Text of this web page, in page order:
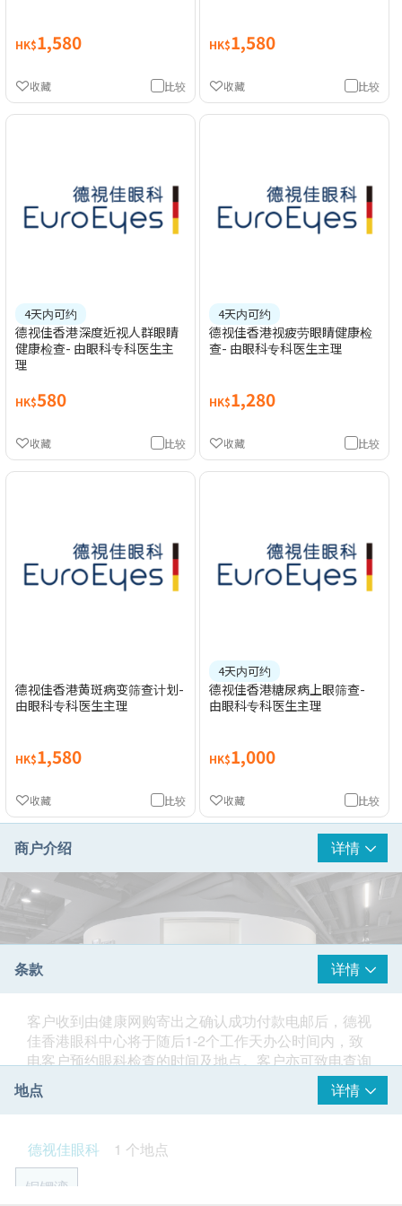
HK$1,580
比较
收藏
HK$1,580
比较
收藏
4天内可约
德视佳香港深度近视人群眼睛
健康检查- 由眼科专科医生主
理
HK$580
比较
收藏
4天内可约
德视佳香港视疲劳眼睛健康检
查- 由眼科专科医生主理
HK$1,280
比较
收藏
德视佳香港黄斑病变筛查计划-
由眼科专科医生主理
HK$1,580
比较
收藏
4天内可约
德视佳香港糖尿病上眼筛查-
由眼科专科医生主理
HK$1,000
比较
收藏
商户介绍 详情
德国汉堡创立的眼科集团。德视佳眼科2023年底于香港
开设第一间门诊，于2024年3月取得日间医疗中心牌照
（DP000335）。为香港居民提供眼科门诊、眼部健康
条款 详情
客户收到由健康网购寄出之确认成功付款电邮后，德视
佳香港眼科中心将于随后1-2个工作天办公时间内，致
电客户预约眼科检查的时间及地点。客户亦可致电查询
或在订单确认后一个工作天致电德视佳香港眼科中心预
约 (电话：3158 8528)。
所有眼睛健康检查并非作为医务诊断或治疗用途。
年龄
地点 详情
德视佳眼科
1 个地点
铜锣湾